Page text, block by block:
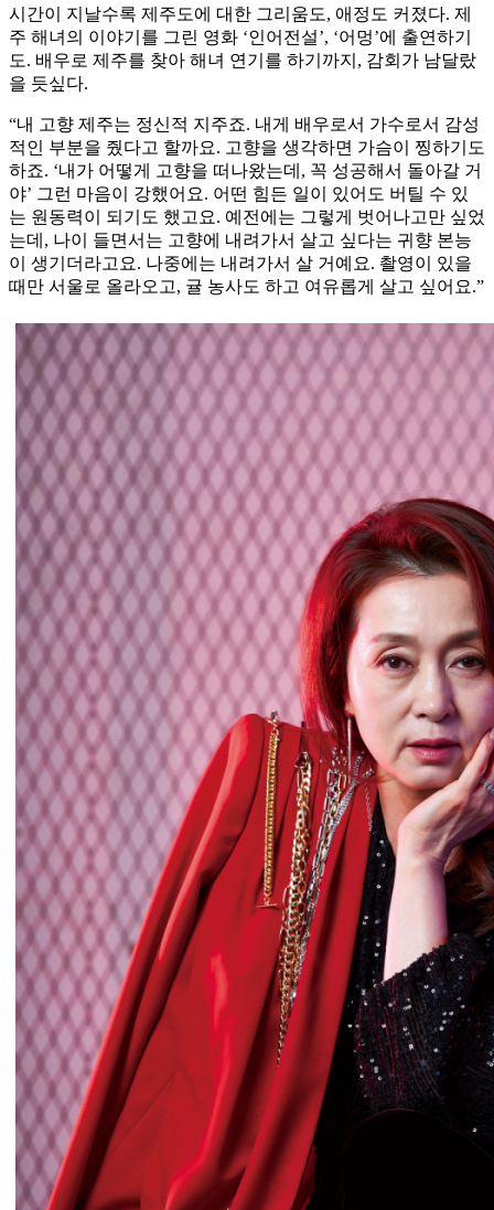
시간이 지날수록 제주도에 대한 그리움도, 애정도 커졌다. 제
주 해녀의 이야기를 그린 영화 ‘인어전설’, ‘어멍’에 출연하기
도. 배우로 제주를 찾아 해녀 연기를 하기까지, 감회가 남달랐
을 듯싶다.
“내 고향 제주는 정신적 지주죠. 내게 배우로서 가수로서 감성
적인 부분을 줬다고 할까요. 고향을 생각하면 가슴이 찡하기도
하죠. ‘내가 어떻게 고향을 떠나왔는데, 꼭 성공해서 돌아갈 거
야’ 그런 마음이 강했어요. 어떤 힘든 일이 있어도 버틸 수 있
는 원동력이 되기도 했고요. 예전에는 그렇게 벗어나고만 싶었
는데, 나이 들면서는 고향에 내려가서 살고 싶다는 귀향 본능
이 생기더라고요. 나중에는 내려가서 살 거예요. 촬영이 있을
때만 서울로 올라오고, 귤 농사도 하고 여유롭게 살고 싶어요.”